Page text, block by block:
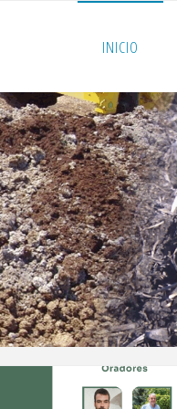
INICIO